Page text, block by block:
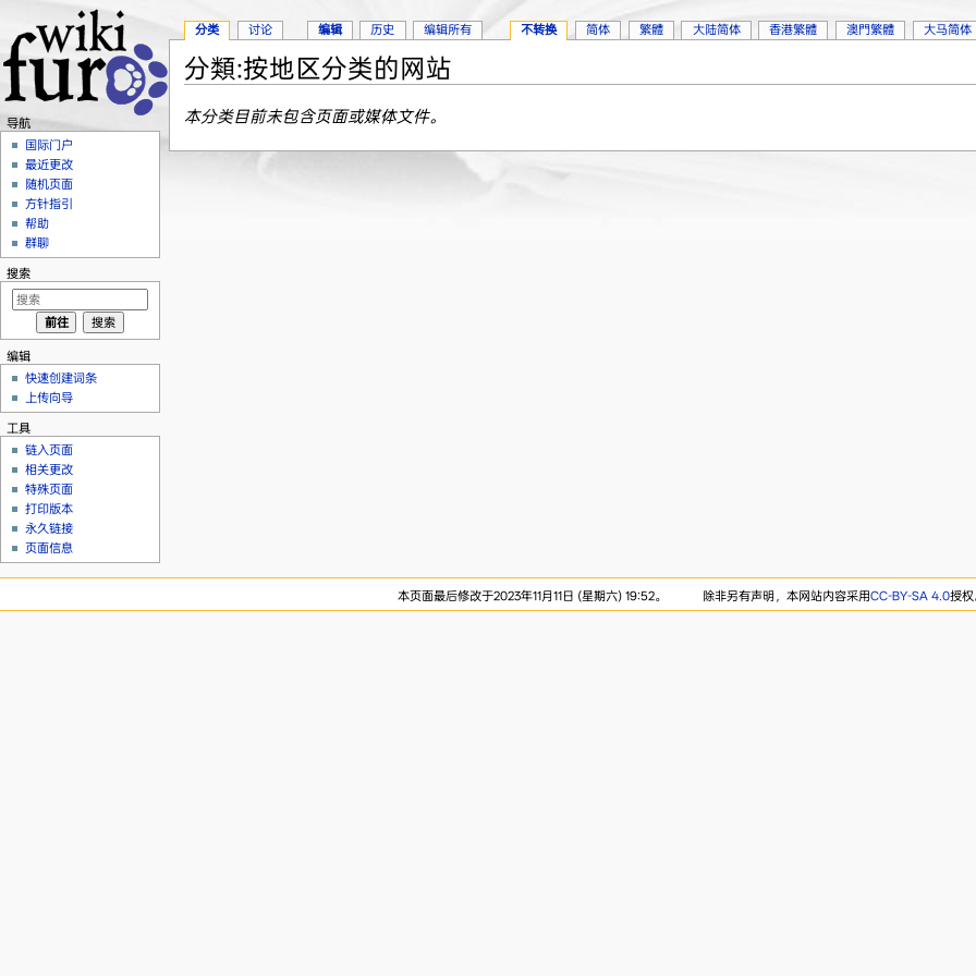
分類:按地区分类的网站
本分类目前未包含页面或媒体文件。
分类 讨论 编辑 历史 编辑所有 不转换 简体 繁體 大陆简体 香港繁體 澳門繁體 大马简体
导航
国际门户
最近更改
随机页面
方针指引
帮助
群聊
搜索
编辑
快速创建词条
上传向导
工具
链入页面
相关更改
特殊页面
打印版本
永久链接
页面信息
本页面最后修改于2023年11月11日 (星期六) 19:52。 除非另有声明，本网站内容采用CC-BY-SA 4.0授权